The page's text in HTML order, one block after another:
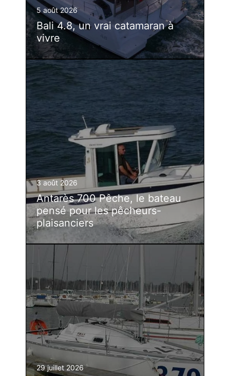
5 août 2026
Bali 4.8, un vrai catamaran à
vivre
3 août 2026
Antarès 700 Pêche, le bateau
pensé pour les pêcheurs-
plaisanciers
29 juillet 2026